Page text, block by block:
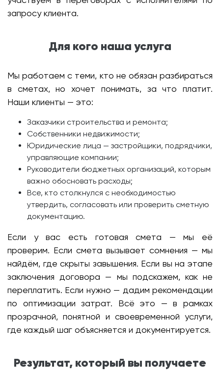
запросу клиента.
Для кого наша услуга
Мы работаем с теми, кто не обязан разбираться
в сметах, но хочет понимать, за что платит.
Наши клиенты — это:
Заказчики строительства и ремонта;
Собственники недвижимости;
Юридические лица — застройщики, подрядчики,
управляющие компании;
Руководители бюджетных организаций, которым
важно обосновать расходы;
Все, кто столкнулся с необходимостью
утвердить, согласовать или проверить сметную
документацию.
Если у вас есть готовая смета — мы её
проверим. Если смета вызывает сомнения — мы
найдём, где скрыты завышения. Если вы на этапе
заключения договора — мы подскажем, как не
переплатить. Если нужно — дадим рекомендации
по оптимизации затрат. Всё это — в рамках
прозрачной, понятной и своевременной услуги,
где каждый шаг объясняется и документируется.
Результат, который вы получаете